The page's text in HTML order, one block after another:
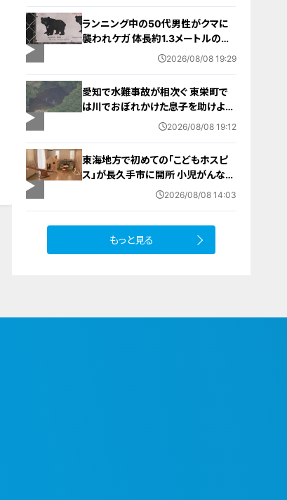
ランニング中の50代男性がクマに
襲われケガ 体長約1.3メートルのツ
キノワグマに腕や足をかまれる 「つ
岐阜・高山市
2026/08/08 19:29
愛知で水難事故が相次ぐ 東栄町で
は川でおぼれかけた息子を助けよう
とし父親が心肺停止の状態で搬送
2026/08/08 19:12
東海地方で初めての「こどもホスピ
ス」が長久手市に開所 小児がんなど
重い病気の子どもと家族を支える施
2026/08/08 14:03
もっと見る